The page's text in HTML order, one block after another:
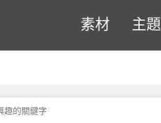
素材 主題